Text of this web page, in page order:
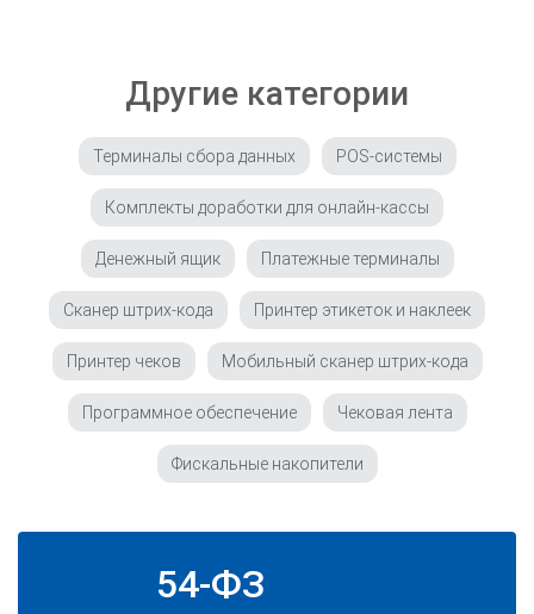
Другие категории
Терминалы сбора данных POS-системы
Комплекты доработки для онлайн-кассы
Денежный ящик Платежные терминалы
Сканер штрих-кода Принтер этикеток и наклеек
Принтер чеков Мобильный сканер штрих-кода
Программное обеспечение Чековая лента
Фискальные накопители
54-ФЗ